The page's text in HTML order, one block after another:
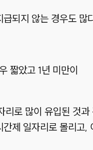
되지 않는 경우도 많
짧았고 1년 미만이
로 많이 유입된 것과
제 일자리로 몰리고,